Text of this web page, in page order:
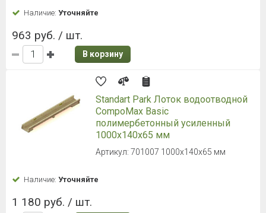
Наличие: Уточняйте
963 руб. / шт.
В корзину
Standart Park Лоток водоотводной
CompoMax Basic
полимербетонный усиленный
1000х140х65 мм
Артикул: 701007 1000х140х65 мм
Наличие: Уточняйте
1 180 руб. / шт.